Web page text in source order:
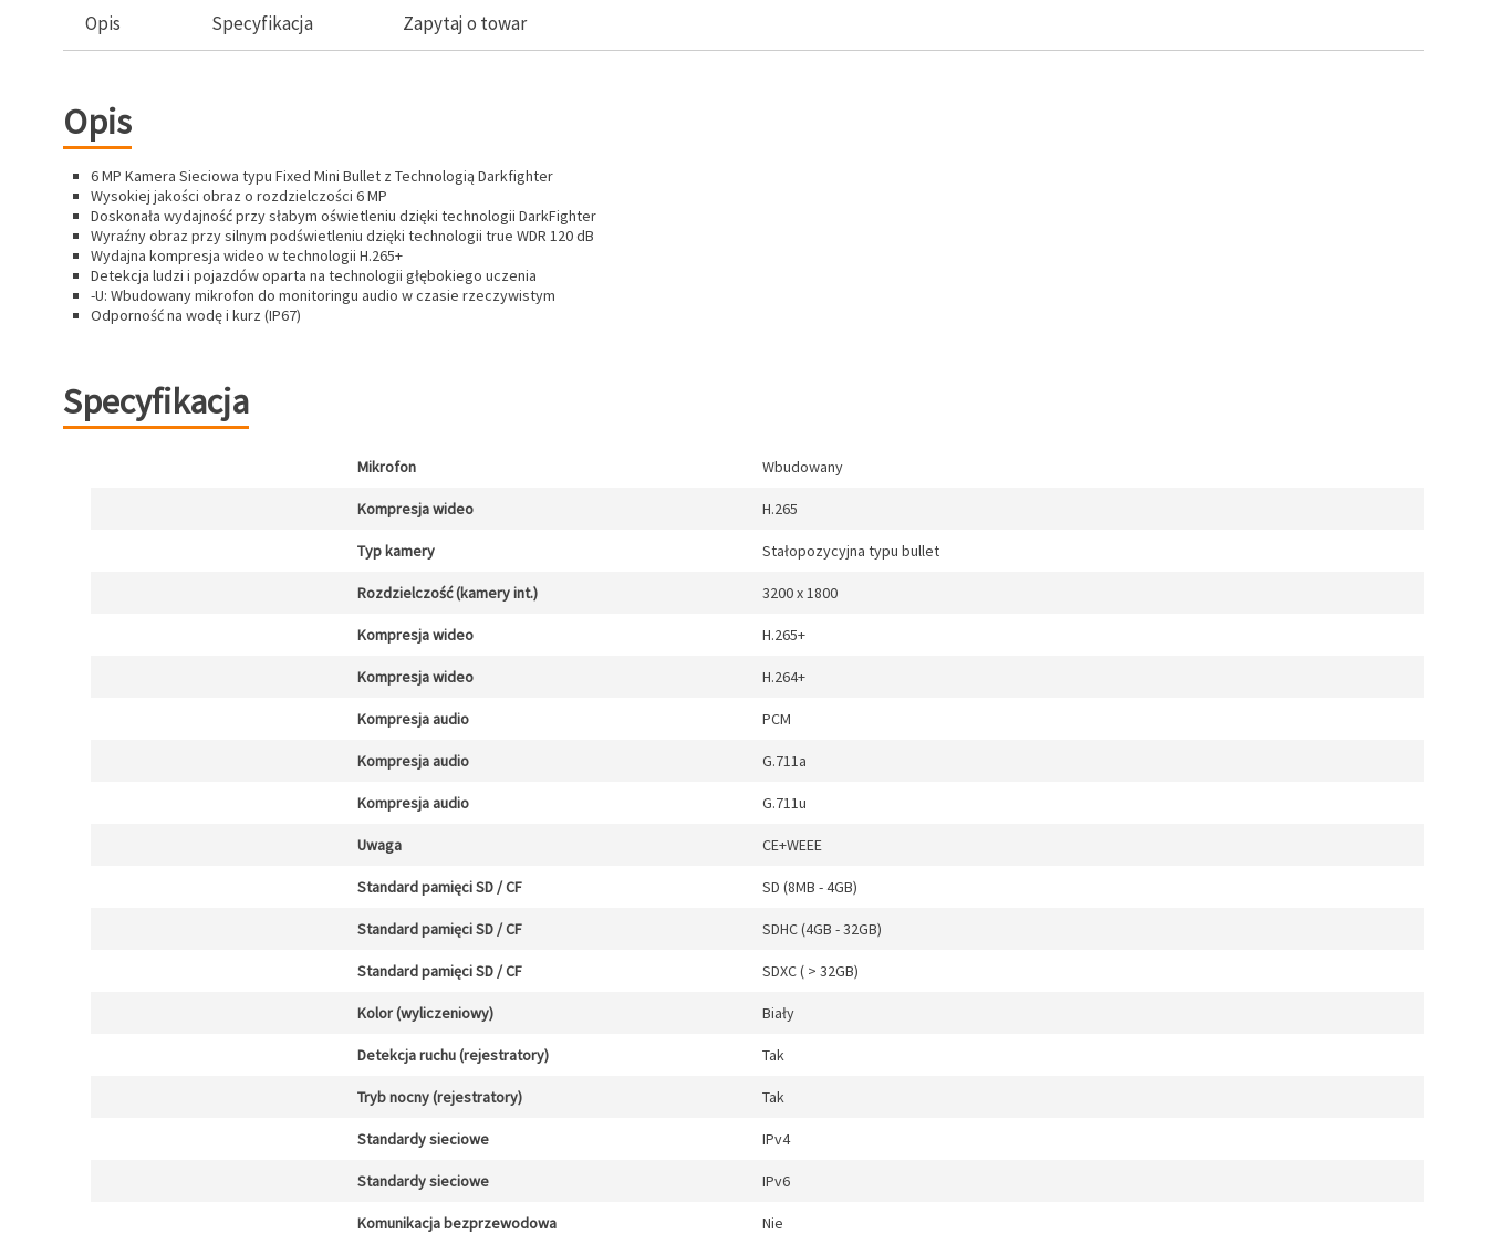
Opis Specyfikacja Zapytaj o towar
Opis
6 MP Kamera Sieciowa typu Fixed Mini Bullet z Technologią Darkfighter
Wysokiej jakości obraz o rozdzielczości 6 MP
Doskonała wydajność przy słabym oświetleniu dzięki technologii DarkFighter
Wyraźny obraz przy silnym podświetleniu dzięki technologii true WDR 120 dB
Wydajna kompresja wideo w technologii H.265+
Detekcja ludzi i pojazdów oparta na technologii głębokiego uczenia
-U: Wbudowany mikrofon do monitoringu audio w czasie rzeczywistym
Odporność na wodę i kurz (IP67)
Specyfikacja
Mikrofon Wbudowany
Kompresja wideo H.265
Typ kamery Stałopozycyjna typu bullet
Rozdzielczość (kamery int.) 3200 x 1800
Kompresja wideo H.265+
Kompresja wideo H.264+
Kompresja audio PCM
Kompresja audio G.711a
Kompresja audio G.711u
Uwaga CE+WEEE
Standard pamięci SD / CF SD (8MB - 4GB)
Standard pamięci SD / CF SDHC (4GB - 32GB)
Standard pamięci SD / CF SDXC ( > 32GB)
Kolor (wyliczeniowy) Biały
Detekcja ruchu (rejestratory) Tak
Tryb nocny (rejestratory) Tak
Standardy sieciowe IPv4
Standardy sieciowe IPv6
Komunikacja bezprzewodowa Nie